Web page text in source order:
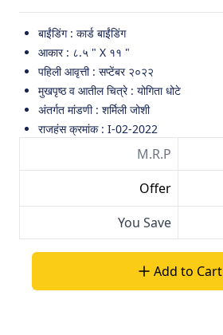
बाईंडिंग : कार्ड बाईंडिंग
आकार : ८.५ " X ११ "
पहिली आवृत्ती : सप्टेंबर २०२२
मुखपृष्ठ व आतील चित्रे : योगिता धोटे
अंतर्गत मांडणी : शर्मिली जोशी
राजहंस क्रमांक : I-02-2022
M.R.P
Offer
You Save
Add to Cart